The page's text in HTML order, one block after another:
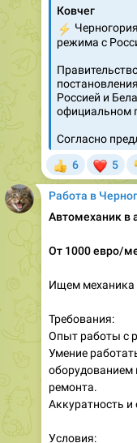
Ковчег
режима с
Россией и
официальном
Согласно
6 5
Работа в
Автомеханик в
От 1000 евро/
Ищем механика
Требования:
Опыт работы с
Умение
оборудованием
ремонта.
Аккуратность и
Условия: